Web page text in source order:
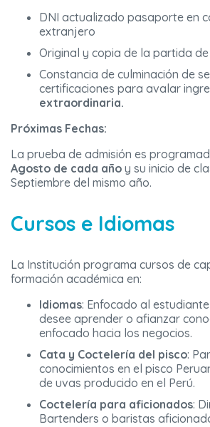
DNI actualizado pasaporte en
extranjero
Original y copia de la partida
Constancia de culminación de
certificaciones para avalar
extraordinaria.
Próximas Fechas:
La prueba de admisión es
Agosto de cada año y su inicio de
Septiembre del mismo año.
Cursos e Idiomas
La Institución programa cursos de
formación académica en:
Idiomas: Enfocado al
desee aprender o afianzar
enfocado hacia los negocios.
Cata y Coctelería del pisco:
conocimientos en el pisco
de uvas producido en el Perú.
Coctelería para aficionados:
Bartenders o baristas